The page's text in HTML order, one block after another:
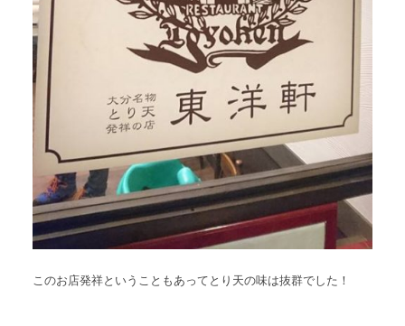
このお店発祥ということもあってとり天の味は抜群でした！